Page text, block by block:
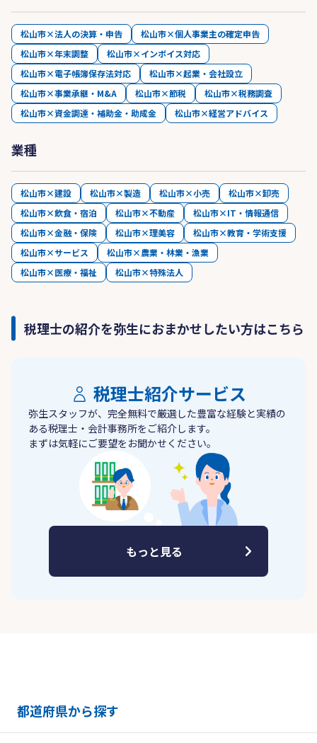
松山市×法人の決算・申告
松山市×個人事業主の確定申告
松山市×年末調整
松山市×インボイス対応
松山市×電子帳簿保存法対応
松山市×起業・会社設立
松山市×事業承継・M&A
松山市×節税
松山市×税務調査
松山市×資金調達・補助金・助成金
松山市×経営アドバイス
業種
松山市×建設 松山市×製造 松山市×小売
松山市×卸売
松山市×飲食・宿泊
松山市×不動産
松山市×IT・情報通信
松山市×金融・保険
松山市×理美容
松山市×教育・学術支援
松山市×サービス
松山市×農業・林業・漁業
松山市×医療・福祉
松山市×特殊法人
税理士の紹介を弥生におまかせしたい方はこちら
税理士紹介サービス
弥生スタッフが、完全無料で厳選した豊富な経験と実績の
ある税理士・会計事務所をご紹介します。
まずは気軽にご要望をお聞かせください。
もっと見る
都道府県から探す